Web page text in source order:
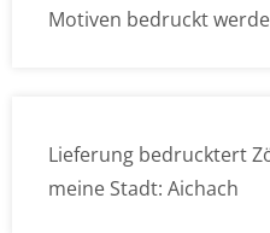
Motiven bedruckt
Lieferung bedrucktert
meine Stadt: Aichach